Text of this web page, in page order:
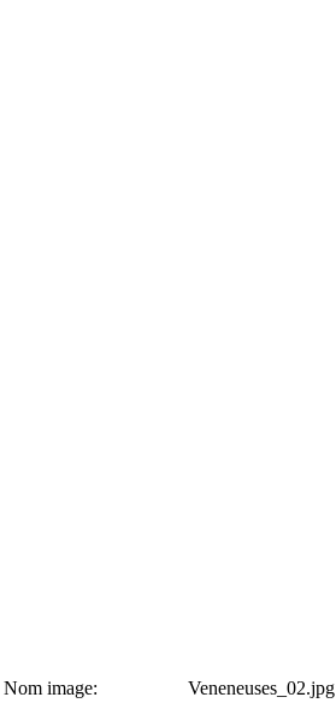
Nom image:
Veneneuses_02.jpg